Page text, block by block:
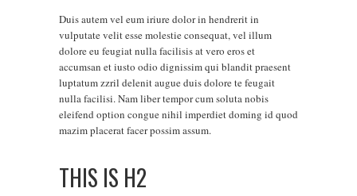
Duis autem vel eum iriure dolor in hendrerit in
vulputate velit esse molestie consequat, vel illum
dolore eu feugiat nulla facilisis at vero eros et
accumsan et iusto odio dignissim qui blandit praesent
luptatum zzril delenit augue duis dolore te feugait
nulla facilisi. Nam liber tempor cum soluta nobis
eleifend option congue nihil imperdiet doming id quod
mazim placerat facer possim assum.
THIS IS H2